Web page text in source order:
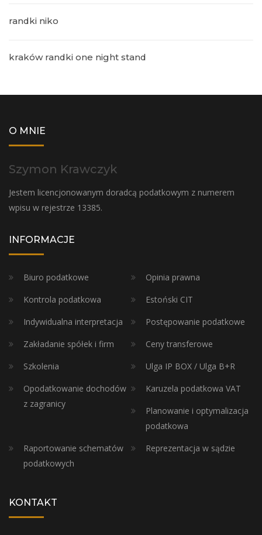
randki niko
kraków randki one night stand
O MNIE
Szymon Krawczyk
Jestem licencjonowanym doradcą podatkowym z numerem
wpisu w rejestrze 13385.
INFORMACJE
Biuro podatkowe
Opinia prawna
Kontrola podatkowa
Estoński CIT
Indywidualna interpretacja
Postępowanie podatkowe
Zakładanie spółek i firm
Ceny transferowe
Szkolenia
Ulga IP BOX / Ulga B+R
Opodatkowanie dochodów
z zagranicy
Karuzela podatkowa VAT
Planowanie i optymalizacja
podatkowa
Raportowanie schematów
podatkowych
Reprezentacja w sądzie
KONTAKT